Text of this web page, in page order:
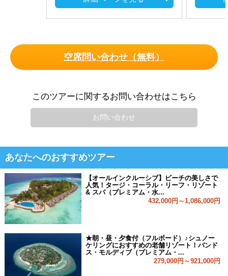
空席問い合わせ（無料）
このツアーに関するお問い合わせはこちら
お問い合わせ
あなたへのおすすめツアー
【オールインクルーシブ】ビーチの美しさで
人気！タージ・コーラル・リーフ・リゾート
& スパ（プレミアム・水...
432,000円～1,086,000円
★朝・昼・夕食付（フルボード）♪シュノー
ケリングにおすすめの老舗リゾート！バンド
ス・モルディブ（プレミアム・...
279,000円～921,000円